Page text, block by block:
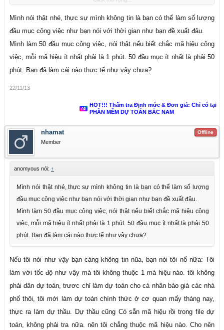
Chỉ có thể hiện kết quả mới thấy được tốc độ của chữ " hàng loạt " tôi
làm.
Chỉnh sửa tên vật tư chiếm bao nhiêu thời gian làm dự toán của bạn
thì sau khi làm cách của tôi ; thời gian đó được thay thế bằng chữ 02
mềm chạy nhé. Nếu không chỉnh tên vật tư thì các bạn chạy dự toán
thời gian này bằng 0. lấy theo định mức rồi nhập giá vật tư thực tế là
xong. Nhưng không có dự toán nào không phải chỉnh, đặc biệt phần
công tác, xem file đính kèm. Chỉ có tên mà không có mã hiệu. thời gian
các bạn làm dự toán các công tác này bao lâu; so với thời gian của tôi
như sau, chạy dự toán Bac Nam nhé, chạy dự toán khác không quen:
Tra mã hiệu: 30 Phút / 400 công tác nhé. có gấp 3 lần số công tác này
1.200 thì tra cũng chỉ tôn thêm 5phút. phải cùng loại nhóm nhé. vì chỉ
làm thao tác nhập từ khóa 1lần, sau đó cái nào cùng nhóm thì copy từ
khóa nên 10 công tác hay 1000 công tác mà cùng nhóm thì cũng thời
gian như nhau.
Chạy dự toán và sửa tên vật tư trong định mức trùng tên công việc; 05
Nhập giá vật tư; cái này tùy; nếu có sẵn danh mục vật tư kèm giá rồi,
dù tên và mã hiệu vật tư trong danh mục không trùng nhau với tên và
mã hiệu trong dự toán; thì tra giá hết 10 phút.
còn nếu không có nhập tay từng dòng thì cũng giống các bạn làm.
Mình nói thật nhé, thực sự mình không tin là bạn có thể làm số lượng
đầu mục công việc như bạn nói với thời gian như bạn đề xuất đâu.
Mình làm 50 đầu mục công việc, nói thật nếu biết chắc mã hiệu công
việc, mỗi mã hiệu ít nhất phải là 1 phút. 50 đầu mục ít nhất là phải 50
phút. Bạn đã làm cái nào thực tế như vậy chưa?
22/11/13
HOT!!! Thẩm tra Định mức & Đơn giá: Chỉ có tại
PHẦN MỀM DỰ TOÁN BẮC NAM
Offline
nhamat
Member
anomyous nói: ↑
Mình nói thật nhé, thực sự mình không tin là bạn có thể làm số lượng
đầu mục công việc như bạn nói với thời gian như bạn đề xuất đâu.
Mình làm 50 đầu mục công việc, nói thật nếu biết chắc mã hiệu công
việc, mỗi mã hiệu ít nhất phải là 1 phút. 50 đầu mục ít nhất là phải 50
phút. Bạn đã làm cái nào thực tế như vậy chưa?
Nếu tôi nói như vậy bạn càng không tin nũa, bạn nói tôi nổ nữa: Tôi
làm với tốc độ như vậy mà tôi không thuộc 1 mà hiệu nào. tôi không
phải dân dự toán, trươc chỉ làm dự toán cho cá nhân báo giá các nhà
phố thôi, tôi mới làm dự toán chính thức ở cơ quan mấy tháng nay,
thực ra làm dự thầu. Dự thầu cũng Có sẵn mã hiệu rồi trong file dự
toán, không phải tra nữa. nên tôi chẳng thuộc mã hiệu nào. Cho nên